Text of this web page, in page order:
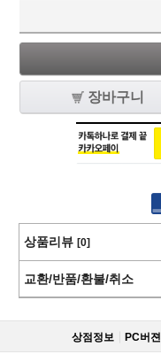
장바구니
상품리뷰 [0]
교환/반품/환불/취소
상점정보 PC버젼